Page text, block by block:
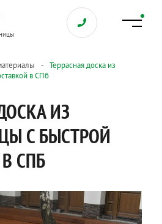
Террасная доска из
в СПб
ИЗ
С БЫСТРОЙ
СПБ